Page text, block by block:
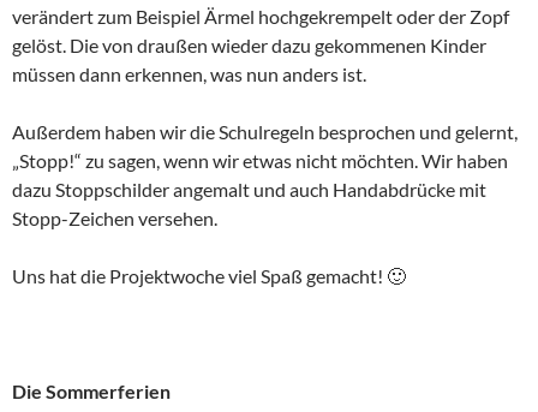
verändert zum Beispiel Ärmel hochgekrempelt oder der Zopf
gelöst. Die von draußen wieder dazu gekommenen Kinder
müssen dann erkennen, was nun anders ist.
Außerdem haben wir die Schulregeln besprochen und gelernt,
„Stopp!“ zu sagen, wenn wir etwas nicht möchten. Wir haben
dazu Stoppschilder angemalt und auch Handabdrücke mit
Stopp-Zeichen versehen.
Uns hat die Projektwoche viel Spaß gemacht! 🙂
Die Sommerferien